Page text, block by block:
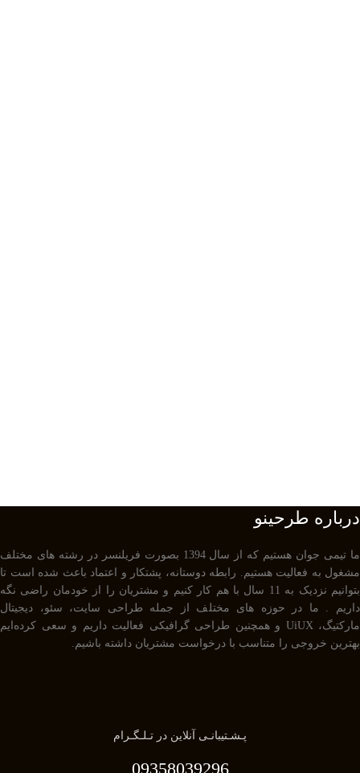
درباره طرحینو
ما تیمی جوان هستیم که از سال 1394 بصورت فریلنسر در رشته های مختلف
مشغول به فعالیت هستیم. رابطه دوستانه، پشتکار و اعتماد باعث شده است تا
بتوانیم نزدیک به 11 سال با هم کار کنیم و مشتریان را از خودمان راضی نگه
داریم . ما در حوزه های مختلف از جمله طراحی سایت، سئو، دیجیتال
مارکتیگ، UiUX و همچنین طراحی گرافیکی فعالیت داریم و سعی کرده‌ایم
بهترین خروجی را متناسب با درخواست مشتریان داشته باشیم.
پـشـتیبانـی آنلاین در تـلـگـرام
09358039296